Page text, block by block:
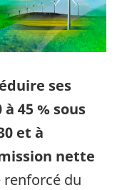
ses
45 % sous
et à
nette
renforcé du